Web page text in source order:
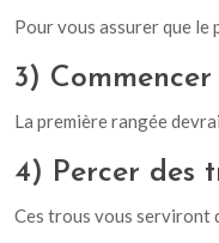
Pour vous assurer que le
3)
La première rangée
4) Percer des
Ces trous vous serviront